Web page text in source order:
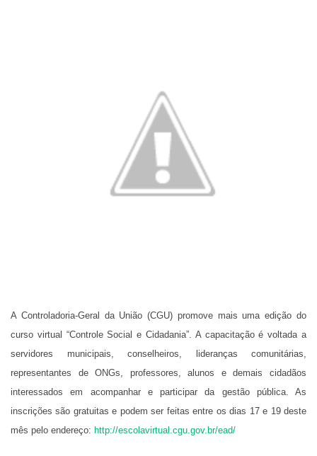
A Controladoria-Geral da União (CGU) promove mais uma edição do
curso virtual “Controle Social e Cidadania”. A capacitação é voltada a
servidores municipais, conselheiros, lideranças comunitárias,
representantes de ONGs, professores, alunos e demais cidadãos
interessados em acompanhar e participar da gestão pública. As
inscrições são gratuitas e podem ser feitas entre os dias 17 e 19 deste
mês pelo endereço: http://escolavirtual.cgu.gov.br/ead/